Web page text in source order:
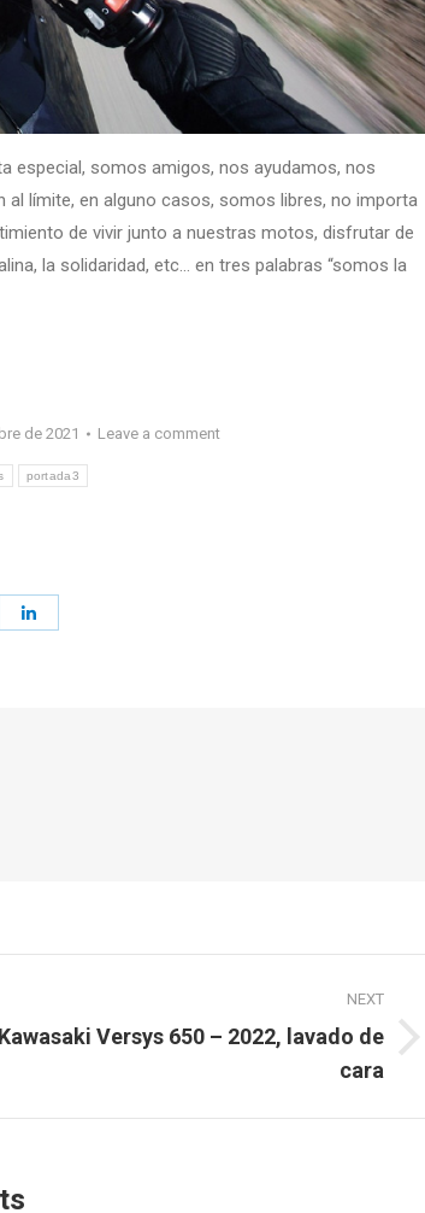
especial, somos amigos, nos ayudamos, nos
límite, en alguno casos, somos libres, no importa
de vivir junto a nuestras motos, disfrutar de
la solidaridad, etc… en tres palabras “somos la
de 2021 Leave a comment
portada3
NEXT
Kawasaki Versys 650 – 2022, lavado de
cara